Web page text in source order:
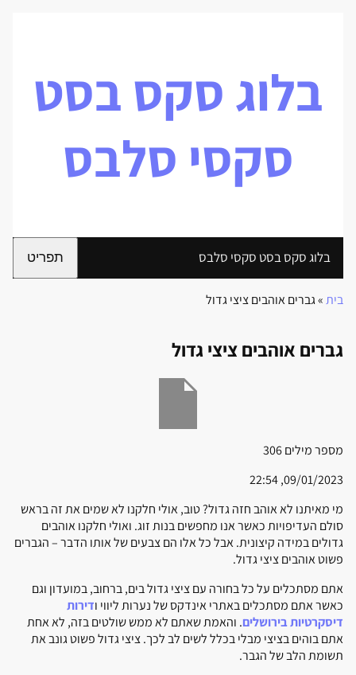
בלוג סקס בסט
סקסי סלבס
בלוג סקס בסט סקסי סלבס תפריט
בית»גברים אוהבים ציצי גדול
גברים אוהבים ציצי גדול
מספר מילים306
09/01/2023, 22:54
מי מאיתנו לא אוהב חזה גדול? טוב, אולי חלקנו לא שמים את זה בראש
סולם העדיפויות כאשר אנו מחפשים בנות זוג. ואולי חלקנו אוהבים
גדולים במידה קיצונית. אבל כל אלו הם צבעים של אותו הדבר – הגברים
פשוט אוהבים ציצי גדול.
אתם מסתכלים על כל בחורה עם ציצי גדול בים, ברחוב, במועדון וגם
כאשר אתם מסתכלים באתרי אינדקס של נערות ליווי ודירות
דיסקרטיות בירושלים. והאמת שאתם לא ממש שולטים בזה, לא אחת
אתם בוהים בציצי מבלי בכלל לשים לב לכך. ציצי גדול פשוט גונב את
תשומת הלב של הגבר.